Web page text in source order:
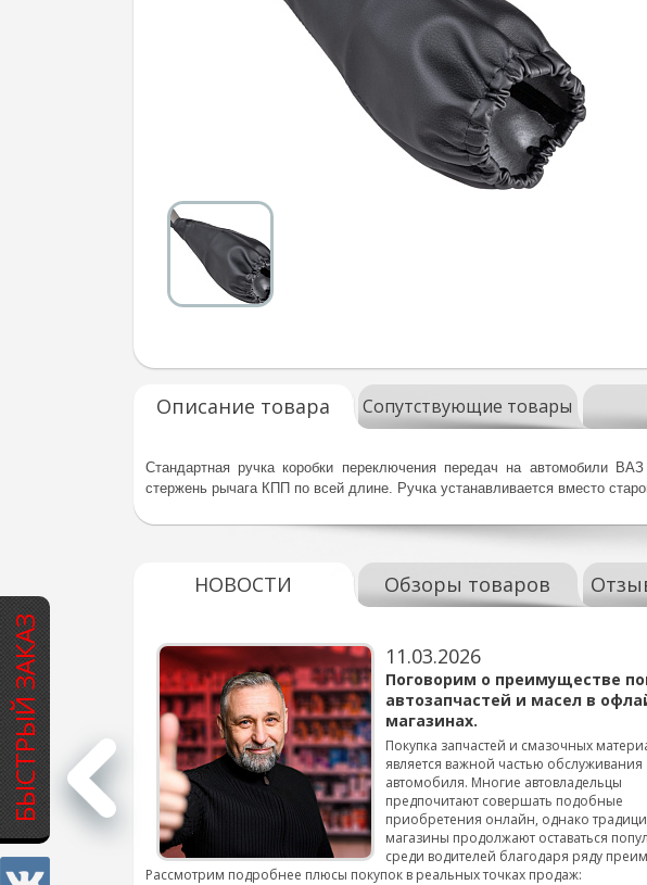
БЫСТРЫЙ ЗАКАЗ
Описание товара Сопутствующие товары
Стандартная ручка коробки переключения передач на автомобили
стержень рычага КПП по всей длине. Ручка устанавливается вместо
НОВОСТИ Обзоры товаров
для
смены шин на
подробнее...
11.03.2026
Поговорим о преимуществе
автозапчастей и масел в
магазинах.
Покупка запчастей и смазочных
является важной частью обслуживания
автомобиля. Многие автовладельцы
предпочитают совершать подобные
приобретения онлайн, однако
магазины продолжают оставаться
среди водителей благодаря ряду
Рассмотрим подробнее плюсы покупок в реальных точках продаж: